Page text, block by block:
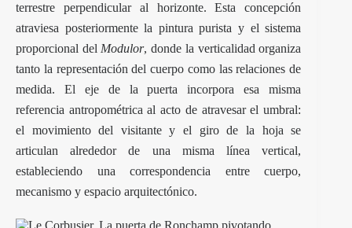
terrestre perpendicular al horizonte. Esta concepción
atraviesa posteriormente la pintura purista y el sistema
proporcional del Modulor, donde la verticalidad organiza
tanto la representación del cuerpo como las relaciones de
medida. El eje de la puerta incorpora esa misma
referencia antropométrica al acto de atravesar el umbral:
el movimiento del visitante y el giro de la hoja se
articulan alrededor de una misma línea vertical,
estableciendo una correspondencia entre cuerpo,
mecanismo y espacio arquitectónico.